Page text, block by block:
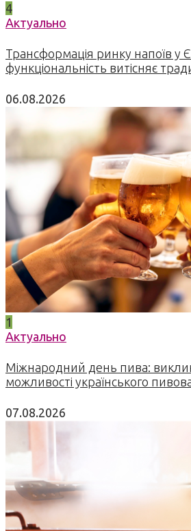
4
Актуально
Трансформація ринку напоїв у
функціональність витісняє
06.08.2026
1
Актуально
Міжнародний день пива:
можливості українського
07.08.2026